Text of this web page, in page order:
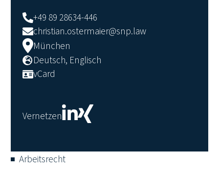
Arbeitsrecht
+49 89 28634-446
christian.ostermaier@snp.law
München
Deutsch, Englisch
vCard
Vernetzen